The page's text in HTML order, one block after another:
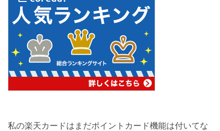
私の楽天カードはまだポイントカード機能は付いてな